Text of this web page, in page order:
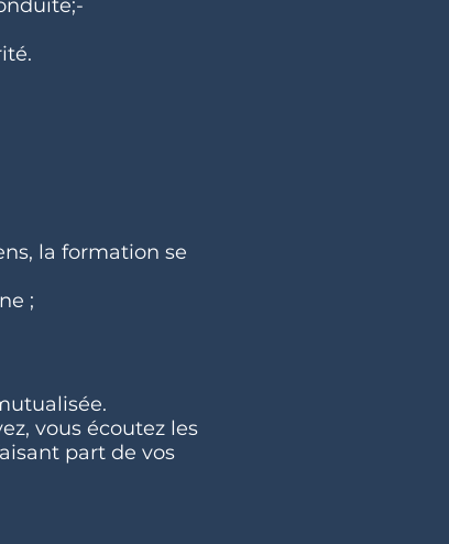
la formation se
;
vous écoutez les
part de vos